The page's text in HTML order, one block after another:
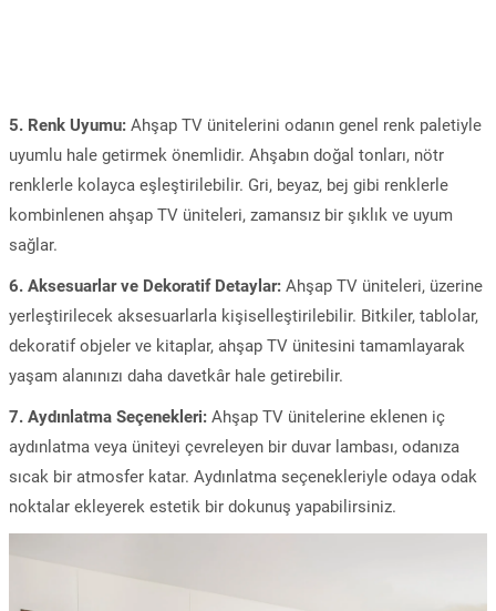
5. Renk Uyumu: Ahşap TV ünitelerini odanın genel renk paletiyle
uyumlu hale getirmek önemlidir. Ahşabın doğal tonları, nötr
renklerle kolayca eşleştirilebilir. Gri, beyaz, bej gibi renklerle
kombinlenen ahşap TV üniteleri, zamansız bir şıklık ve uyum
sağlar.
6. Aksesuarlar ve Dekoratif Detaylar: Ahşap TV üniteleri, üzerine
yerleştirilecek aksesuarlarla kişiselleştirilebilir. Bitkiler, tablolar,
dekoratif objeler ve kitaplar, ahşap TV ünitesini tamamlayarak
yaşam alanınızı daha davetkâr hale getirebilir.
7. Aydınlatma Seçenekleri: Ahşap TV ünitelerine eklenen iç
aydınlatma veya üniteyi çevreleyen bir duvar lambası, odanıza
sıcak bir atmosfer katar. Aydınlatma seçenekleriyle odaya odak
noktalar ekleyerek estetik bir dokunuş yapabilirsiniz.